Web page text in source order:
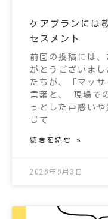
ケアプランには
セスメント
前回の投稿には
がとうございま
たちが、「マッ
言葉と、 現場で
っとした戸惑い
じて
続きを読む »
2026年6月3日